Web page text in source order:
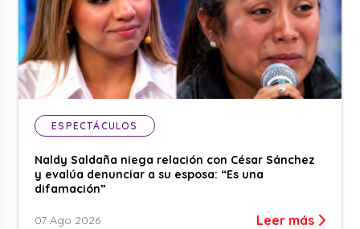
ESPECTÁCULOS
Naldy Saldaña niega relación con César Sánchez
y evalúa denunciar a su esposa: “Es una
difamación”
07 Ago 2026 Leer más